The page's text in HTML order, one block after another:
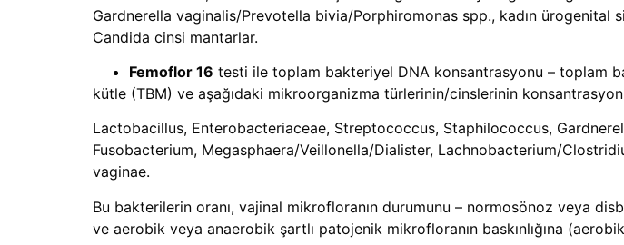
Gardnerella vaginalis/Prevotella bivia/Porphiromonas spp., kadın
Candida cinsi mantarlar.
Femoflor 16 testi ile toplam bakteriyel DNA konsantrasyonu – toplam
kütle (TBM) ve aşağıdaki mikroorganizma türlerinin/cinslerinin
Lactobacillus, Enterobacteriaceae, Streptococcus, Staphilococcus,
Fusobacterium, Megasphaera/Veillonella/Dialister, Lachnobacterium/
vaginae.
Bu bakterilerin oranı, vajinal mikrofloranın durumunu – normosönoz veya
ve aerobik veya anaerobik şartlı patojenik mikrofloranın baskınlığına